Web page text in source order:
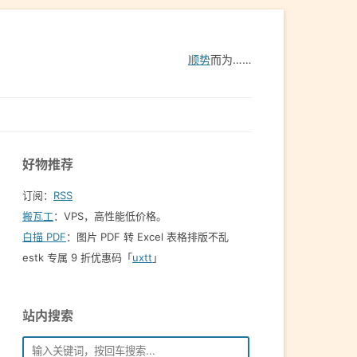
顺势而为……
好物推荐
订阅： RSS
搬瓦工：VPS，高性能低价格。️
白描 PDF：图片 PDF 转 Excel 表格排版不乱
estk 专属 9 折优惠码「uxtt 」
站内搜索